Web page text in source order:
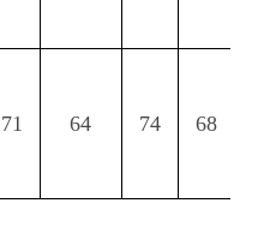
71 64 74 68